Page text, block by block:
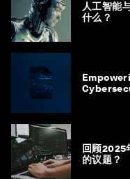
人工智能
什么？
回顾2025
的议题？